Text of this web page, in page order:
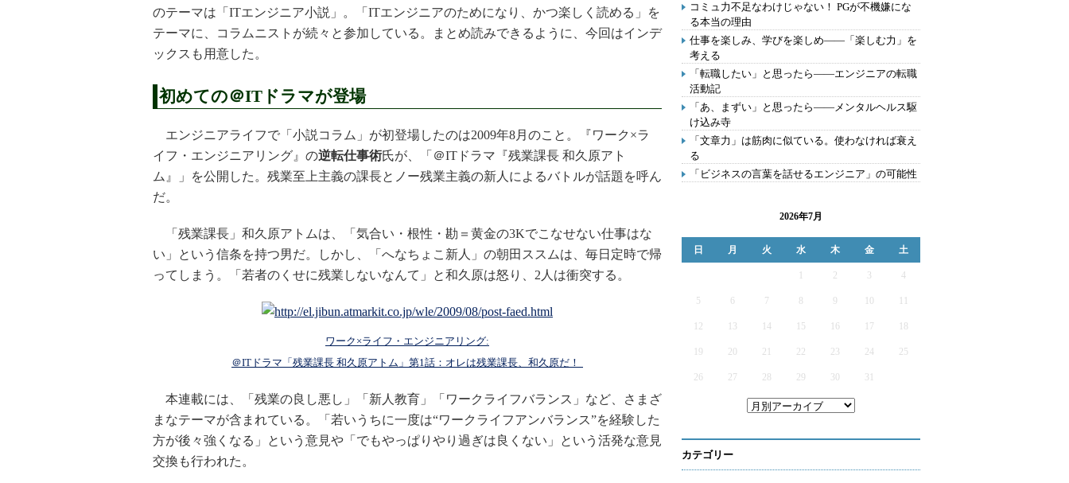
のテーマは「ITエンジニア小説」。「ITエンジニアのためになり、かつ楽しく読める」を
テーマに、コラムニストが続々と参加している。まとめ読みできるように、今回はインデ
ックスも用意した。
初めての＠ITドラマが登場
エンジニアライフで「小説コラム」が初登場したのは2009年8月のこと。『ワーク×ラ
イフ・エンジニアリング』の逆転仕事術氏が、「＠ITドラマ『残業課長 和久原アト
ム』」を公開した。残業至上主義の課長とノー残業主義の新人によるバトルが話題を呼ん
だ。
「残業課長」和久原アトムは、「気合い・根性・勘＝黄金の3Kでこなせない仕事はな
い」という信条を持つ男だ。しかし、「へなちょこ新人」の朝田ススムは、毎日定時で帰
ってしまう。「若者のくせに残業しないなんて」と和久原は怒り、2人は衝突する。
ワーク×ライフ・エンジニアリング:
＠ITドラマ「残業課長 和久原アトム」第1話：オレは残業課長、和久原だ！
本連載には、「残業の良し悪し」「新人教育」「ワークライフバランス」など、さまざ
まなテーマが含まれている。「若いうちに一度は“ワークライフアンバランス”を経験した
方が後々強くなる」という意見や「でもやっぱりやり過ぎは良くない」という活発な意見
交換も行われた。
コミュ力不足なわけじゃない！ PGが不機嫌にな
る本当の理由
仕事を楽しみ、学びを楽しめ――「楽しむ力」を
考える
「転職したい」と思ったら――エンジニアの転職
活動記
「あ、まずい」と思ったら――メンタルヘルス駆
け込み寺
「文章力」は筋肉に似ている。使わなければ衰え
る
「ビジネスの言葉を話せるエンジニア」の可能性
2026年7月
日 月 火 水 木 金 土
2 3 4
5 6 7 9
12 13 14 15 16 17
19 20 21 22 23 24 25
26 27 28 29 30 31
カテゴリー